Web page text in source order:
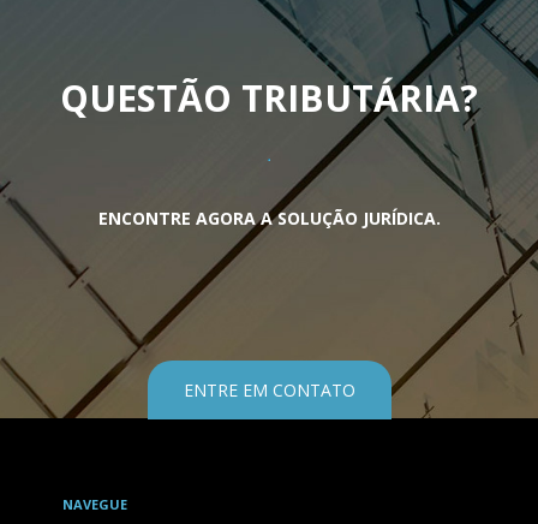
QUESTÃO TRIBUTÁRIA?
ENCONTRE AGORA A SOLUÇÃO JURÍDICA.
ENTRE EM CONTATO
NAVEGUE